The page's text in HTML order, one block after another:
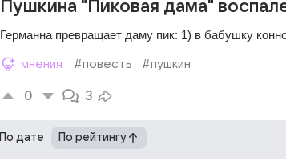
Пушкина "Пиковая дама"
Германна превращает даму пик: 1) в бабушку
мнения #повесть #пушкин
0 3
По дате По рейтингу